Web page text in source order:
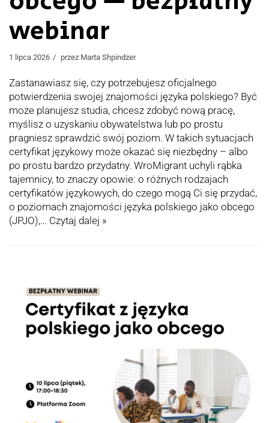
webinar
1 lipca 2026 przez Marta Shpindzer
Zastanawiasz się, czy potrzebujesz oficjalnego
potwierdzenia swojej znajomości języka polskiego? Być
może planujesz studia, chcesz zdobyć nową pracę,
myślisz o uzyskaniu obywatelstwa lub po prostu
pragniesz sprawdzić swój poziom. W takich sytuacjach
certyfikat językowy może okazać się niezbędny – albo
po prostu bardzo przydatny. WroMigrant uchyli rąbka
tajemnicy, to znaczy opowie: o różnych rodzajach
certyfikatów językowych, do czego mogą Ci się przydać,
o poziomach znajomości języka polskiego jako obcego
(JPJO),… Czytaj dalej »